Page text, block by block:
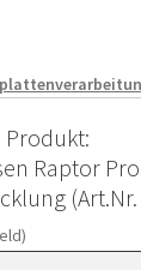
Produkt:
Raptor
(Art.Nr.